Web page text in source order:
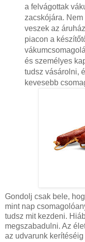
a felvágottak
zacskójára.
veszek az
piacon a
és személyes
tudsz vásárolni,
kevesebb
Gondolj csak bele,
mint nap
tudsz mit kezdeni.
megszabadulni. Az
az udvarunk